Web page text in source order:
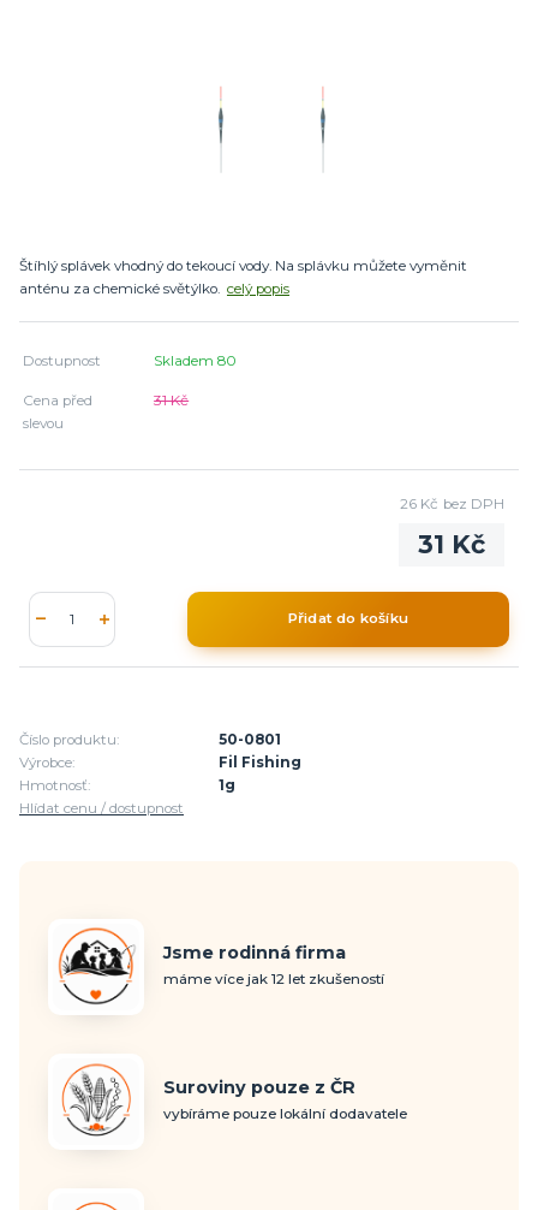
Štíhlý splávek vhodný do tekoucí vody. Na splávku můžete vyměnit
anténu za chemické světýlko. celý popis
Dostupnost Skladem 80
Cena před
slevou
31 Kč
31 Kč
26 Kč bez DPH
Přidat do košíku
Číslo produktu:
50-0801
Výrobce:
Fil Fishing
Hmotnosť:
1g
Hlídat cenu / dostupnost
Jsme rodinná firma
máme více jak 12 let zkušeností
Suroviny pouze z ČR
vybíráme pouze lokální dodavatele